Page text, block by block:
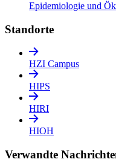
Epidemiologie und
Standorte
HZI Campus
HIPS
HIRI
HIOH
Verwandte